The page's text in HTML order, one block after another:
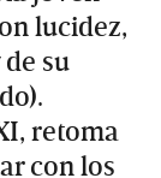
lucidez,
su
retoma
con los